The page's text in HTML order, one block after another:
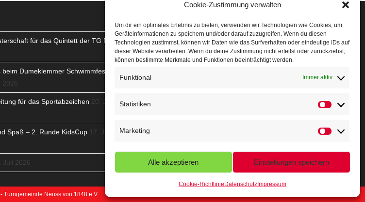
Cookie-Zustimmung verwalten
Um dir ein optimales Erlebnis zu bieten, verwenden wir Technologien wie Cookies, um
Geräteinformationen zu speichern und/oder darauf zuzugreifen. Wenn du diesen
Technologien zustimmst, können wir Daten wie das Surfverhalten oder eindeutige IDs auf
dieser Website verarbeiten. Wenn du deine Zustimmung nicht erteilst oder zurückziehst,
können bestimmte Merkmale und Funktionen beeinträchtigt werden.
Funktional Immer aktiv
Statistiken
Marketing
Alle akzeptieren Einstellungen speichern
Cookie-Richtlinie DatenschutzImpressum
für das Quintett der TG Neuss
Dumeklemmer Schwimmfest in
2026
für das Sportabzeichen 20. Juli
Spaß – 2. Runde KidsCup 17. Juli
Juli 2026
Höffner Run
Schnuppertag
Terminkalender
Nikolaus-Crosslauf
Capoeira Camp
Turngemeinde Neuss von 1848 e.V.